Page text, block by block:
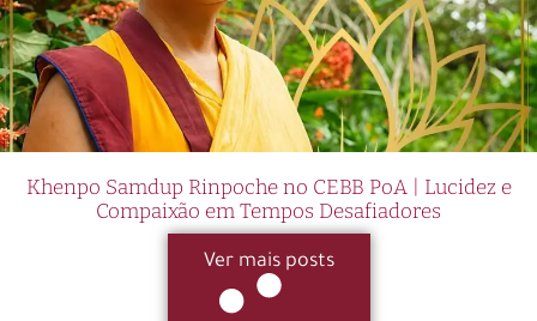
Khenpo Samdup Rinpoche no CEBB PoA | Lucidez e
Compaixão em Tempos Desafiadores
Ver mais posts